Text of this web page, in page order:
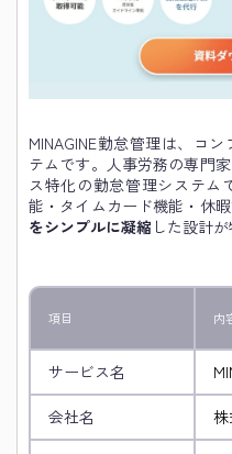
MINAGINE勤怠管理は、コ
テムです。人事労務の専門
ス特化の勤怠管理システム
能・タイムカード機能・休暇
をシンプルに凝縮 した設計が
項目 内
サービス名
会社名